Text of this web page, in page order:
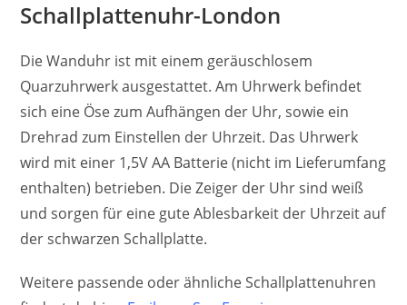
Schallplattenuhr-London
Die Wanduhr ist mit einem geräuschlosem
Quarzuhrwerk ausgestattet. Am Uhrwerk befindet
sich eine Öse zum Aufhängen der Uhr, sowie ein
Drehrad zum Einstellen der Uhrzeit. Das Uhrwerk
wird mit einer 1,5V AA Batterie (nicht im Lieferumfang
enthalten) betrieben. Die Zeiger der Uhr sind weiß
und sorgen für eine gute Ablesbarkeit der Uhrzeit auf
der schwarzen Schallplatte.
Weitere passende oder ähnliche Schallplattenuhren